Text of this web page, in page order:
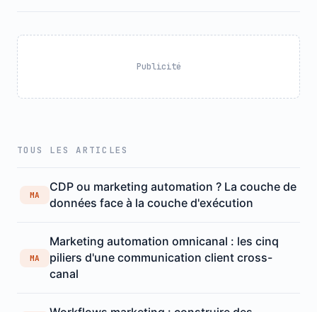
Publicité
TOUS LES ARTICLES
MA
CDP ou marketing automation ? La couche de
données face à la couche d'exécution
MA
Marketing automation omnicanal : les cinq
piliers d'une communication client cross-
canal